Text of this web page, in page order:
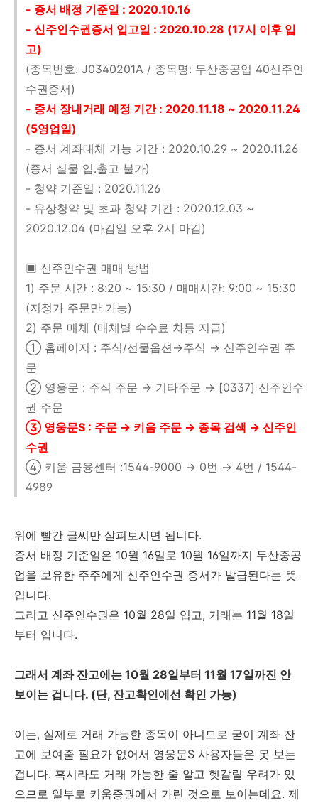
- 증서 배정 기준일 : 2020.10.16
- 신주인수권증서 입고일 : 2020.10.28 (17시 이후 입
고)
(종목번호: J0340201A / 종목명: 두산중공업 40신주인
수권증서)
- 증서 장내거래 예정 기간 : 2020.11.18 ~ 2020.11.24
(5영업일)
- 증서 계좌대체 가능 기간 : 2020.10.29 ~ 2020.11.26
(증서 실물 입.출고 불가)
- 청약 기준일 : 2020.11.26
- 유상청약 및 초과 청약 기간 : 2020.12.03 ~
2020.12.04 (마감일 오후 2시 마감)
▣ 신주인수권 매매 방법
1) 주문 시간 : 8:20 ~ 15:30 / 매매시간: 9:00 ~ 15:30
(지정가 주문만 가능)
2) 주문 매체 (매체별 수수료 차등 지급)
① 홈페이지 : 주식/선물옵션→주식 → 신주인수권 주
문
② 영웅문 : 주식 주문 → 기타주문 → [0337] 신주인수
권 주문
③ 영웅문S : 주문 → 키움 주문 → 종목 검색 → 신주인
수권
④ 키움 금융센터 :1544-9000 → 0번 → 4번 / 1544-
4989
위에 빨간 글씨만 살펴보시면 됩니다.
증서 배정 기준일은 10월 16일로 10월 16일까지 두산중공
업을 보유한 주주에게 신주인수권 증서가 발급된다는 뜻
입니다.
그리고 신주인수권은 10월 28일 입고, 거래는 11월 18일
부터 입니다.
그래서 계좌 잔고에는 10월 28일부터 11월 17일까진 안
보이는 겁니다. (단, 잔고확인에선 확인 가능)
이는, 실제로 거래 가능한 종목이 아니므로 굳이 계좌 잔
고에 보여줄 필요가 없어서 영웅문S 사용자들은 못 보는
겁니다. 혹시라도 거래 가능한 줄 알고 헷갈릴 우려가 있
으므로 일부로 키움증권에서 가린 것으로 보이는데요. 제